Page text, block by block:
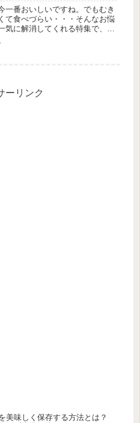
一番おいしいですね。でもむき
て食べづらい・・・そんなお悩
気に解消してくれる特集で、甘
した！（ＮＨＫあさイチ
ーリンク
美味しく保存する方法とは？